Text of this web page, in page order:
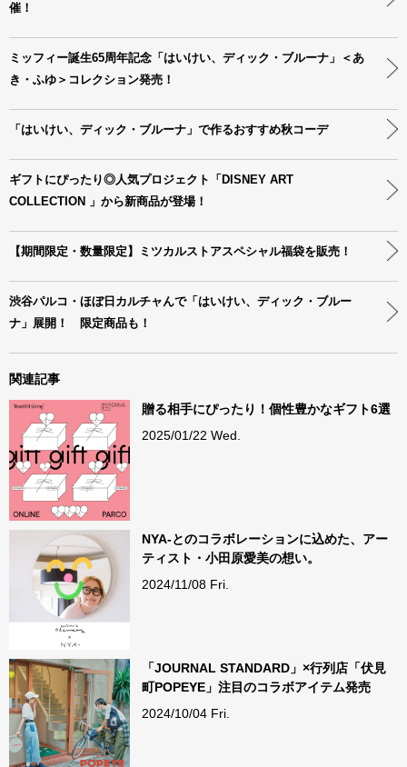
催！
ミッフィー誕生65周年記念「はいけい、ディック・ブルーナ」＜あ
き・ふゆ＞コレクション発売！
「はいけい、ディック・ブルーナ」で作るおすすめ秋コーデ
ギフトにぴったり◎人気プロジェクト「DISNEY ART
COLLECTION 」から新商品が登場！
【期間限定・数量限定】ミツカルストアスペシャル福袋を販売！
渋谷パルコ・ほぼ日カルチャんで「はいけい、ディック・ブルー
ナ」展開！ 限定商品も！
関連記事
贈る相手にぴったり！個性豊かなギフト6選
2025/01/22 Wed.
NYA-とのコラボレーションに込めた、アー
ティスト・小田原愛美の想い。
2024/11/08 Fri.
「JOURNAL STANDARD」×行列店「伏見
町POPEYE」注目のコラボアイテム発売
2024/10/04 Fri.